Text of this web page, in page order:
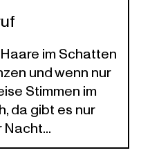
im Schatten
und wenn nur
Stimmen im
da gibt es nur
Nacht...